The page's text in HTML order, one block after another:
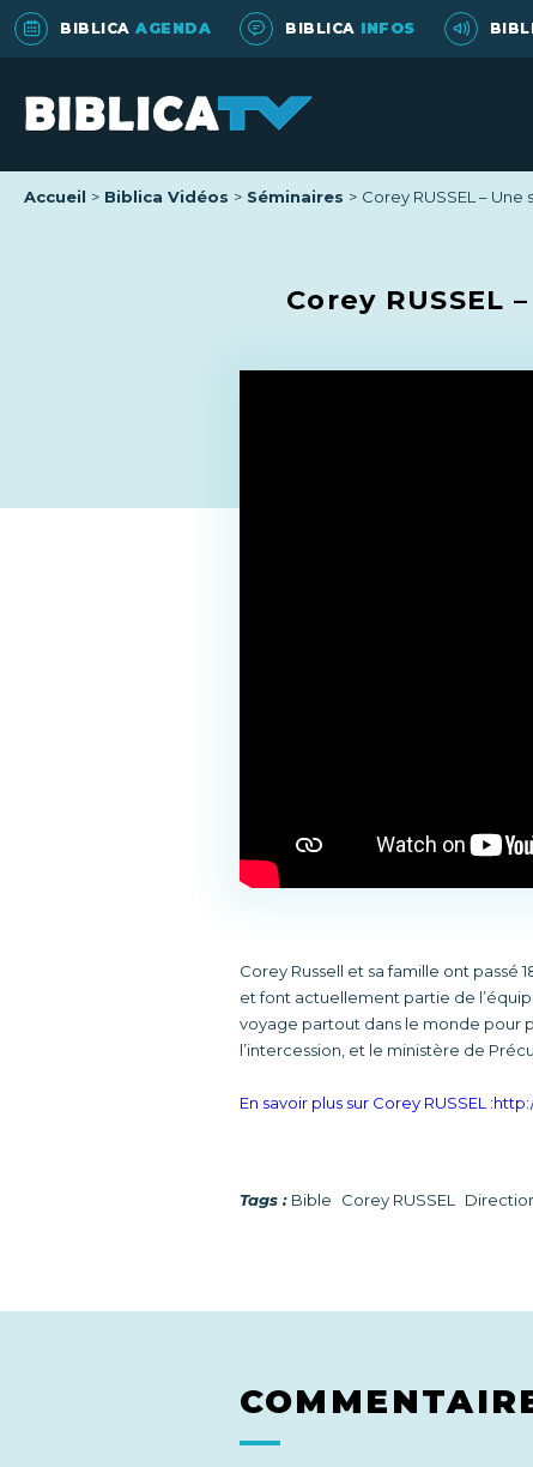
BIBLICA AGENDA BIBLICA INFOS
Accueil Biblica Vidéos Séminaires Corey RUSSEL –
Corey
Corey Russell et sa famille ont passé
et font actuellement partie de
voyage partout dans le monde pour
l’intercession, et le ministère de
En savoir plus sur Corey RUSSEL
Tags : Bible Corey RUSSEL